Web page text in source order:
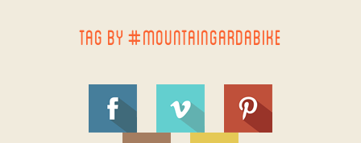
TAG BY #MOUNTAINGARDABIKE